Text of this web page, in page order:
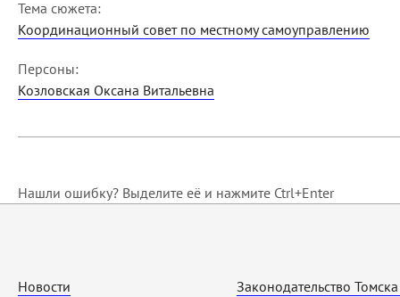
Тема сюжета:
Координационный совет по местному самоуправлению
Персоны:
Козловская Оксана Витальевна
Нашли ошибку? Выделите её и нажмите Ctrl+Enter
Новости Законодательство